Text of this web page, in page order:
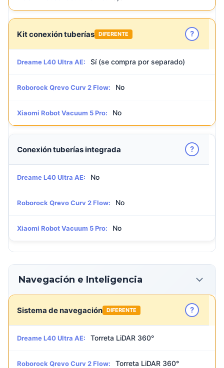
Kit conexión tuberías DIFERENTE ?
Dreame L40 Ultra AE: Sí (se compra por separado)
Roborock Qrevo Curv 2 Flow: No
Xiaomi Robot Vacuum 5 Pro: No
Conexión tuberías integrada ?
Dreame L40 Ultra AE: No
Roborock Qrevo Curv 2 Flow: No
Xiaomi Robot Vacuum 5 Pro: No
Navegación e Inteligencia
Sistema de navegación DIFERENTE ?
Dreame L40 Ultra AE: Torreta LiDAR 360°
Roborock Qrevo Curv 2 Flow: Torreta LiDAR 360°